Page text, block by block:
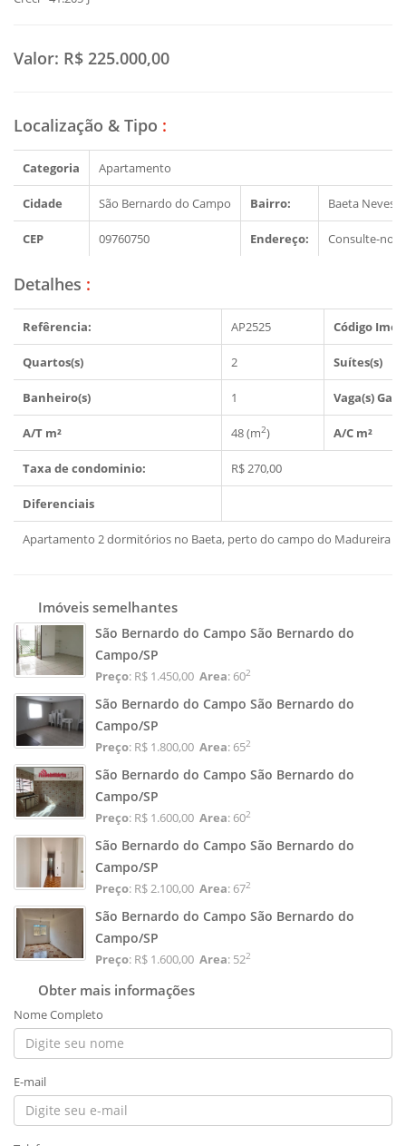
Valor: R$ 225.000,00
Localização & Tipo :
Categoria Apartamento
Cidade São Bernardo do Campo Bairro: Baeta Neves
CEP 09760750 Endereço: Consulte-nos
Detalhes :
Refêrencia: AP2525 Código
Quartos(s) 2 Suítes(s)
Banheiro(s) 1 Vaga(s)
A/T m² 48 (m2) A/C m²
Taxa de condominio: R$ 270,00
Diferenciais
Apartamento 2 dormitórios no Baeta, perto do campo do Madureira e
Imóveis semelhantes
São Bernardo do Campo São Bernardo do
Campo/SP
Preço: R$ 1.450,00 Area: 602
São Bernardo do Campo São Bernardo do
Campo/SP
Preço: R$ 1.800,00 Area: 652
São Bernardo do Campo São Bernardo do
Campo/SP
Preço: R$ 1.600,00 Area: 602
São Bernardo do Campo São Bernardo do
Campo/SP
Preço: R$ 2.100,00 Area: 672
São Bernardo do Campo São Bernardo do
Campo/SP
Preço: R$ 1.600,00 Area: 522
Obter mais informações
Nome Completo
E-mail